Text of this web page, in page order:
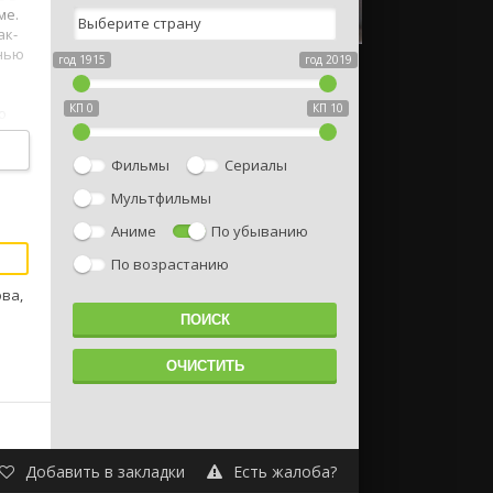
год 1915 год 2019
КП 0 КП 10
Фильмы
Сериалы
Мультфильмы
Аниме
По убыванию
По возрастанию
Добавить в закладки Есть жалоба?